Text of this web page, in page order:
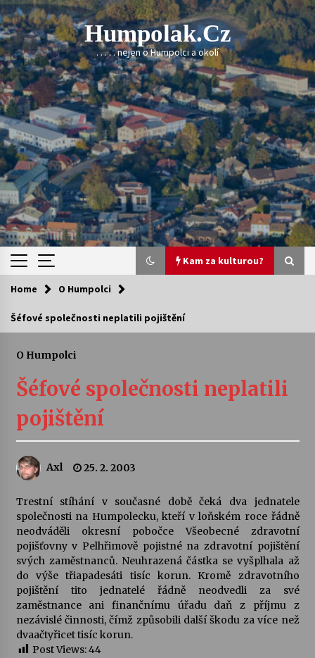
Skip
to
content
Humpolak.cz
. . . . . nejen o Humpolci a okolí
Kam za kulturou?
Kam za kulturou?
Vernisáž výstavy Josefíny Duškové: Stávám se
kapkou
Veselí muzikanti
Pozvánka na integrační festival Quijotova
šedesátka: 28. 7.–1. 8. 2026
28. 7. 2026
Letní koncerty ve Stromovce: Kolchoz a
Jenakaši
28. 7. 2026
Home O Humpolci
Šéfové společnosti neplatili pojištění
O Humpolci
Šéfové společnosti neplatili
pojištění
Axl 25. 2. 2003
Trestní stíhání v současné době čeká dva jednatele
společnosti na Humpolecku, kteří v loňském roce řádně
neodváděli okresní pobočce Všeobecné zdravotní
pojišťovny v Pelhřimově pojistné na zdravotní pojištění
svých zaměstnanců. Neuhrazená částka se vyšplhala až
do výše třiapadesáti tisíc korun. Kromě zdravotního
pojištění tito jednatelé řádně neodvedli za své
zaměstnance ani finančnímu úřadu daň z příjmu z
nezávislé činnosti, čímž způsobili další škodu za více než
dvaačtyřicet tisíc korun.
Post Views:44